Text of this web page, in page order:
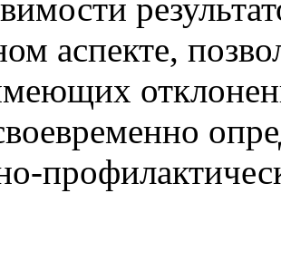
аспекте,